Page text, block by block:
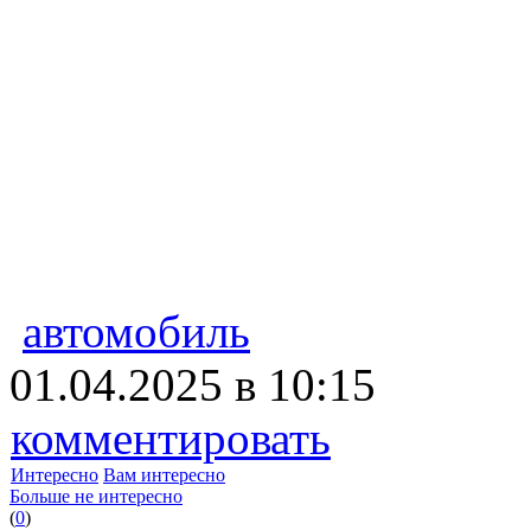
автомобиль
01.04.2025 в 10:15
комментировать
Интересно Вам интересно
Больше не интересно
(0)